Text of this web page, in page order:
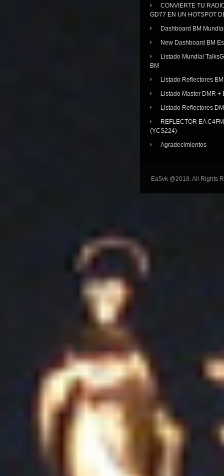
CONVIERTE TU
GD77 EN UN HOTSPOT
Dashboard BM
New Dashboard BM
Listado Mundial
BM
Listado Reflectores BM
Listado Master DMR +
Listado Reflectores
REFLECTOR EA
(YCS224)
Agradecimientos
Ea5vk @2018. All Rights